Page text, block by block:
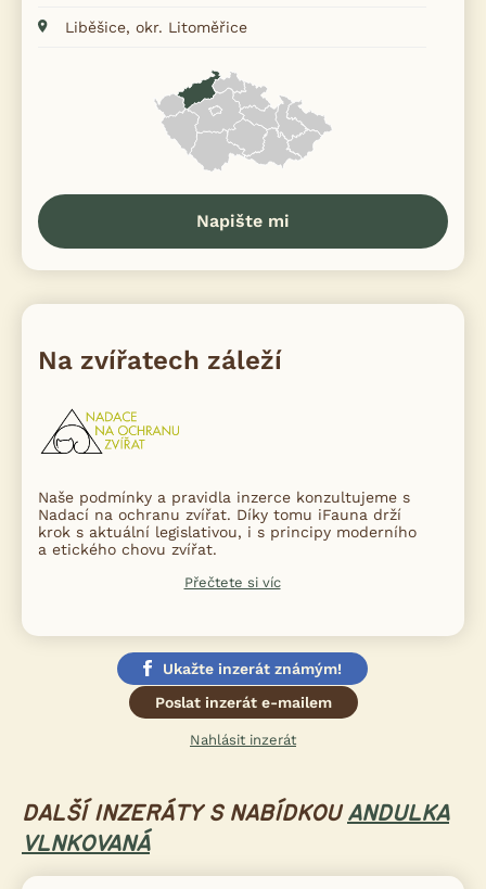
Liběšice, okr. Litoměřice
Napište mi
Na zvířatech záleží
Naše podmínky a pravidla inzerce konzultujeme s
Nadací na ochranu zvířat. Díky tomu iFauna drží
krok s aktuální legislativou, i s principy moderního
a etického chovu zvířat.
Přečtete si víc
Ukažte inzerát známým!
Poslat inzerát e-mailem
Nahlásit inzerát
DALŠÍ INZERÁTY S NABÍDKOU ANDULKA
VLNKOVANÁ